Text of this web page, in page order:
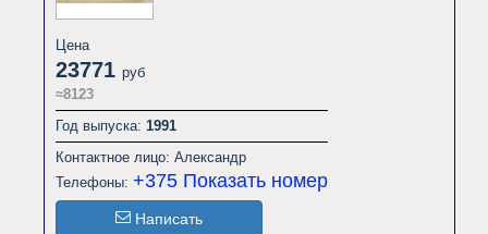
Цена
23771 руб
≈8123
Год выпуска: 1991
Контактное лицо: Александр
Телефоны: +375 Показать номер
Написать